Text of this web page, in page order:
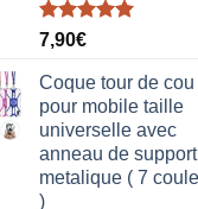
Note5.00
sur 5
7,90€
Coque tour de cou
pour mobile taille
universelle avec
anneau de support
metalique ( 7
)